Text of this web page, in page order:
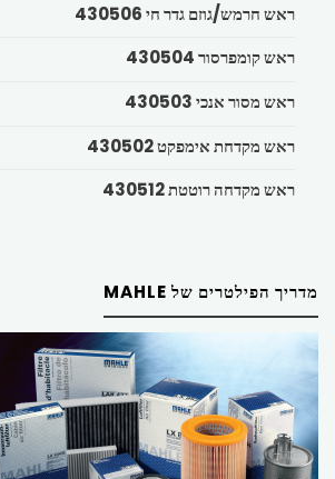
ראש חרמש/גוזם גדר חי 430506
ראש קומפרסור 430504
ראש מסור אנכי 430503
ראש מקדחת אימפקט 430502
ראש מקדחה רוטטת 430512
מדריך הפילטרים של MAHLE